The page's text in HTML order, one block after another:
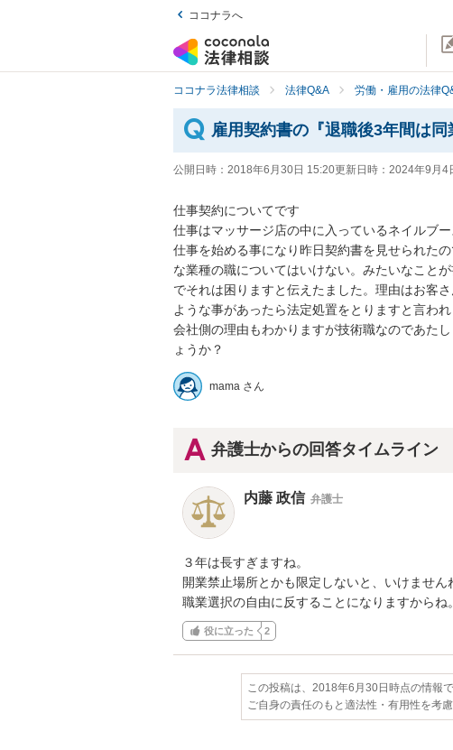
ココナラへ
ココナラ法律相談 法律Q&A 労働・雇用の法律
雇用契約書の『退職後3年間は
公開日時： 2018年6月30日 15:20更新日時： 2024年9月4
仕事契約についてです
仕事はマッサージ店の中に入っているネイルブー
仕事を始める事になり昨日契約書を見せられた
な業種の職についてはいけない。みたいなこと
でそれは困りますと伝えたました。理由はお客
ような事があったら法定処置をとりますと言われ
会社側の理由もわかりますが技術職なのであた
mama さん
弁護士からの回答タイムライン
内藤 政信 弁護士
３年は長すぎますね。
開業禁止場所とかも限定しないと、いけません
職業選択の自由に反することになりますからね。
役に立った 2
この投稿は、2018年6月30日時点の情報で
ご自身の責任のもと適法性・有用性を考